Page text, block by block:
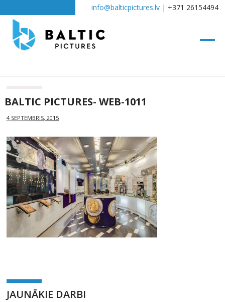
info@balticpictures.lv| +371 26154494
BALTIC PICTURES- WEB-1011
4 SEPTEMBRIS, 2015
JAUNĀKIE DARBI